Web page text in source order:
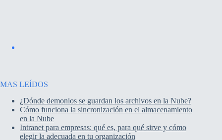
MAS LEÍDOS
¿Dónde demonios se guardan los archivos en la Nube?
Cómo funciona la sincronización en el almacenamiento
en la Nube
Intranet para empresas: qué es, para qué sirve y cómo
elegir la adecuada en tu organización